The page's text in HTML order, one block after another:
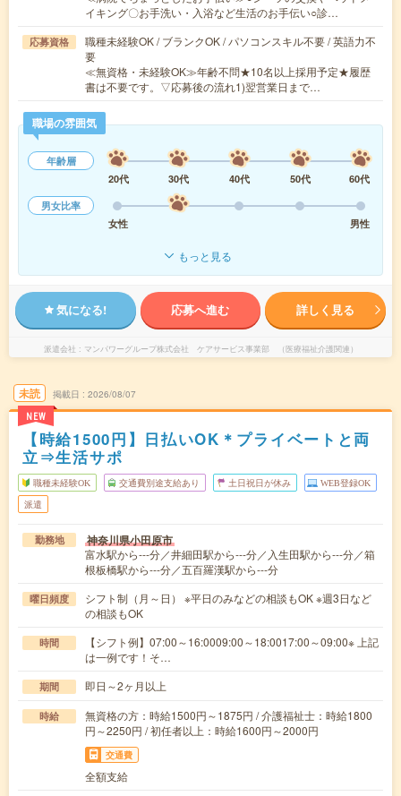
イキング〇お手洗い・入浴など生活のお手伝い○診…
応募資格
職種未経験OK / ブランクOK / パソコンスキル不要 / 英語力不
要
≪無資格・未経験OK≫年齢不問★10名以上採用予定★履歴
書は不要です。▽応募後の流れ1)翌営業日まで…
職場の雰囲気
年齢層
20代
30代 40代 50代
60代
男女比率
女性
男性
もっと見る
気になる! 応募へ進む 詳しく見る
派遣会社 マンパワーグループ株式会社 ケアサービス事業部 （医療福祉介護関連）
未読
NEW
掲載日 2026/08/07
【時給1500円】日払いOK＊プライベートと両
立⇒生活サポ
職種未経験OK 交通費別途支給あり 土日祝日が休み WEB登録OK
派遣
勤務地 神奈川県小田原市
富水駅から---分／井細田駅から---分／入生田駅から---分／箱
根板橋駅から---分／五百羅漢駅から---分
曜日頻度
シフト制（月～日） ※平日のみなどの相談もOK ※週3日など
の相談もOK
時間
【シフト例】07:00～16:0009:00～18:0017:00～09:00※ 上記
は一例です！そ…
期間 即日～2ヶ月以上
時給
無資格の方：時給1500円～1875円 / 介護福祉士：時給1800
円～2250円 / 初任者以上：時給1600円～2000円
交通費
全額支給